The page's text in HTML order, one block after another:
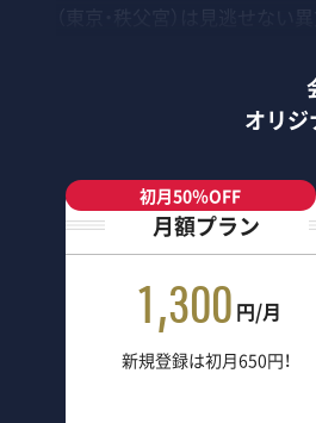
オリジ
初月50％OFF
月額プラン
1,300 円/月
新規登録は初月650円！